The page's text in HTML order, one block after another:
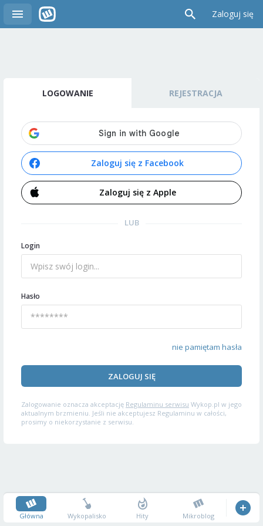
Zaloguj się
LOGOWANIE REJESTRACJA
Zaloguj się z Facebook
Zaloguj się z Apple
LUB
Login
Hasło
nie pamiętam hasła
ZALOGUJ SIĘ
Zalogowanie oznacza akceptację Regulaminu serwisu Wykop.pl w jego
aktualnym brzmieniu. Jeśli nie akceptujesz Regulaminu w całości,
prosimy o niekorzystanie z serwisu.
Główna Wykopalisko Hity Mikroblog